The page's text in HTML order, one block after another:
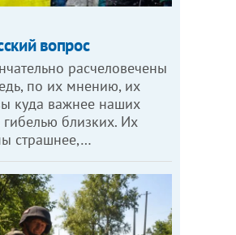
вопрос
расчеловечены
по их мнению, их
куда важнее наших
близких. Их
страшнее,…